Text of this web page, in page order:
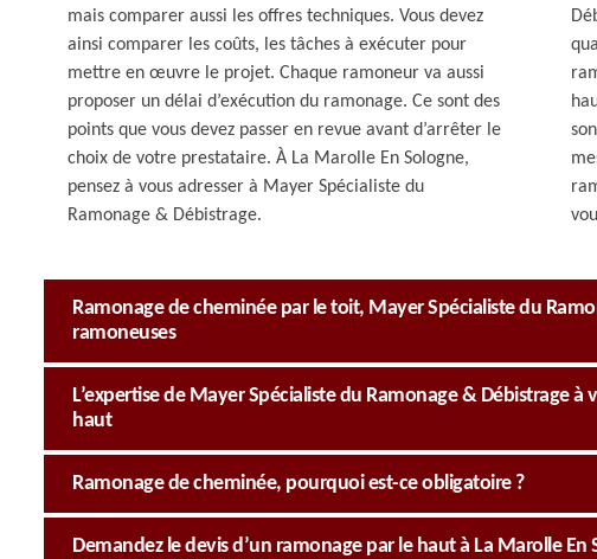
mais comparer aussi les offres techniques. Vous devez
ainsi comparer les coûts, les tâches à exécuter pour
mettre en œuvre le projet. Chaque ramoneur va aussi
proposer un délai d’exécution du ramonage. Ce sont des
points que vous devez passer en revue avant d’arrêter le
choix de votre prestataire. À La Marolle En Sologne,
pensez à vous adresser à Mayer Spécialiste du
Ramonage & Débistrage.
Ramonage de cheminée par le toit, Mayer Spécialiste du
ramoneuses
L’expertise de Mayer Spécialiste du Ramonage & Débistrage
haut
Ramonage de cheminée, pourquoi est-ce obligatoire ?
Demandez le devis d’un ramonage par le haut à La Marolle